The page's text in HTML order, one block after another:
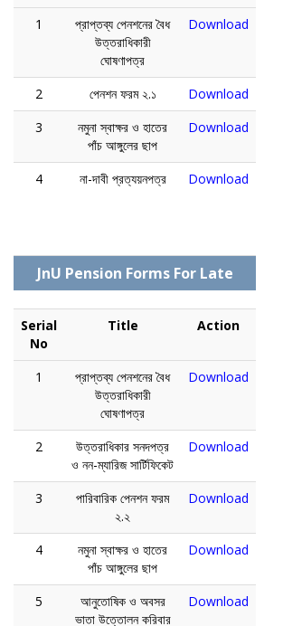
1
প্রাপ্তব্য পেনশনের বৈধ
উত্তরাধিকারী
ঘোষণাপত্র
Download
2 পেনশন ফরম ২.১
Download
3
নমুনা স্বাক্ষর ও হাতের
পাঁচ আঙ্গুলের ছাপ
Download
4 না-দাবী প্রত্যয়নপত্র Download
JnU Pension Forms For Late
Serial
No
Title Action
1
প্রাপ্তব্য পেনশনের বৈধ
উত্তরাধিকারী
ঘোষণাপত্র
Download
2
উত্তরাধিকার সনদপত্র
ও নন-ম্যারিজ সার্টিফিকেট
Download
3
পারিবারিক পেনশন ফরম
২.২
Download
4
নমুনা স্বাক্ষর ও হাতের
পাঁচ আঙ্গুলের ছাপ
Download
5
আনুতোষিক ও অবসর
ভাতা উত্তোলন করিবার
Download